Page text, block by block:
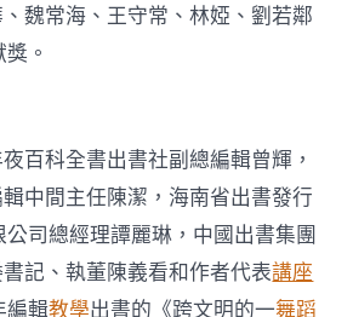
魏常海、王守常、林婭、劉若鄰
。
百科全書出書社副總編輯曾輝，
中間主任陳潔，海南省出書發行
公司總經理譚麗琳，中國出書集團
記、執董陳義看和作者代表講座
編輯教學出書的《跨文明的一舞蹈